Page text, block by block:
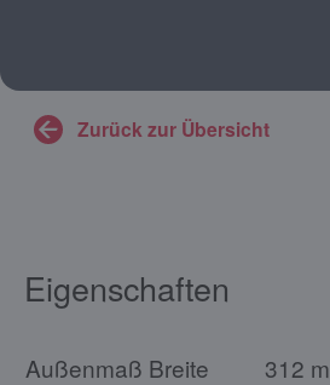
Zurück zur Übersicht
Eigenschaften
Außenmaß Breite 312